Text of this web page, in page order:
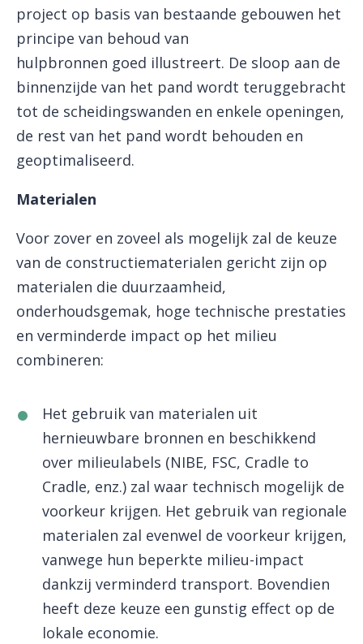
project op basis van bestaande gebouwen het
principe van behoud van
hulpbronnen goed illustreert. De sloop aan de
binnenzijde van het pand wordt teruggebracht
tot de scheidingswanden en enkele openingen,
de rest van het pand wordt behouden en
geoptimaliseerd.
Materialen
Voor zover en zoveel als mogelijk zal de keuze
van de constructiematerialen gericht zijn op
materialen die duurzaamheid,
onderhoudsgemak, hoge technische prestaties
en verminderde impact op het milieu
combineren:
Het gebruik van materialen uit
hernieuwbare bronnen en beschikkend
over milieulabels (NIBE, FSC, Cradle to
Cradle, enz.) zal waar technisch mogelijk de
voorkeur krijgen. Het gebruik van regionale
materialen zal evenwel de voorkeur krijgen,
vanwege hun beperkte milieu-impact
dankzij verminderd transport. Bovendien
heeft deze keuze een gunstig effect op de
lokale economie.